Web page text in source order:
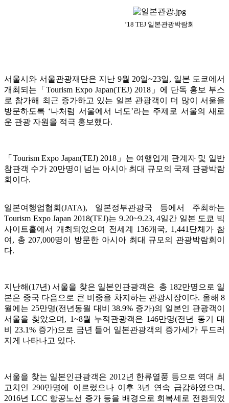
‘18 TEJ 일본관광박람회
서울시와 서울관광재단은 지난 9월 20일~23일, 일본 도쿄에서
개최되는「Tourism Expo Japan(TEJ) 2018」에 단독 홍보 부스
로 참가해 최근 증가하고 있는 일본 관광객이 더 많이 서울을
방문하도록 ‘나처럼 서울에서 너도’라는 주제로 서울의 새로
운 관광 자원을 적극 홍보했다.
「Tourism Expo Japan(TEJ) 2018」는 여행업계 관계자 및 일반
참관객 수가 20만명이 넘는 아시아 최대 규모의 국제 관광박람
회이다.
일본여행업협회(JATA), 일본정부관광국 등에서 주최하는
Tourism Expo Japan 2018(TEJ)는 9.20~9.23, 4일간 일본 도쿄 빅
사이트홀에서 개최되었으며 전세계 136개국, 1,441단체가 참
여, 총 207,000명이 방문한 아시아 최대 규모의 관광박람회이
다.
지난해(17년) 서울을 찾은 일본인관광객은 총 182만명으로 일
본은 중국 다음으로 큰 비중을 차지하는 관광시장이다. 올해 8
월에는 25만명(전년동월 대비 38.9% 증가)의 일본인 관광객이
서울을 찾았으며, 1~8월 누적관광객은 146만명(전년 동기 대
비 23.1% 증가)으로 금년 들어 일본관광객의 증가세가 두드러
지게 나타나고 있다.
서울을 찾는 일본인관광객은 2012년 한류열풍 등으로 역대 최
고치인 290만명에 이르렀으나 이후 3년 연속 급감하였으며,
2016년 LCC 항공노선 증가 등을 배경으로 회복세로 전환되었